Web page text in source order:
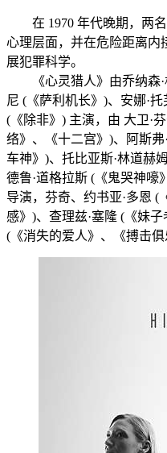
在 1970 年代晚期，两名
心理层面，并在危险距离内
展犯罪科学。
《心灵猎人》由乔纳森·
尼 (《萨利机长》)、安娜·
(《除非》) 主演，由 大卫·
络》、《十二宫》)、阿斯
车神》)、托比亚斯·林道赫
德鲁·道格拉斯 (《鬼哭神嚎
导演，芬奇、约书亚·多恩 (
感》)、查理兹·塞隆 (《妹
(《消失的爱人》、《搏击俱